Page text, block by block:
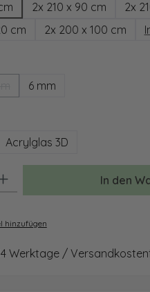
2x 210 x 90 cm
2x
cm
2x 200 x 100 cm
(Diese Option ist zurzeit nicht
6 mm
Acrylglas 3D
Gib den gewünschten Wert
In den
hinzufügen
Werktage /